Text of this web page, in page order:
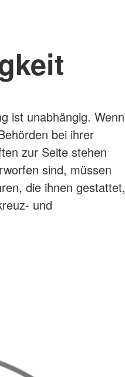
ist unabhängig. Wenn
bei ihrer
zur Seite stehen
sind, müssen
die ihnen gestattet,
und